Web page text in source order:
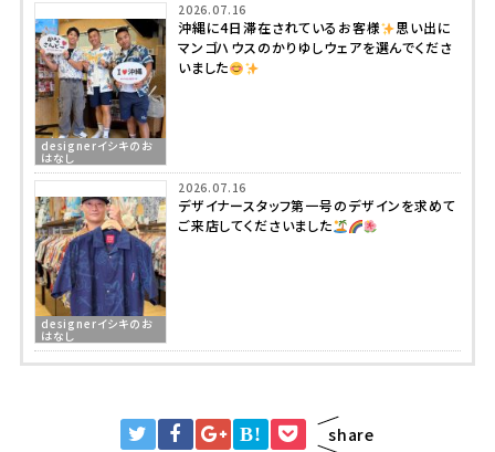
designerイシキのお
はなし
2026.07.16
沖縄に4日滞在されているお客様
思い出に
マンゴハウスのかりゆしウェアを選んでくださ
いました
designerイシキのお
はなし
2026.07.16
デザイナースタッフ第一号のデザインを求めて
ご来店してくださいました
B! share